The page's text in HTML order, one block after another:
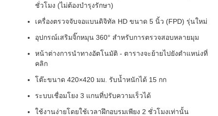
ชั่วโมง (ไม่ต้องบำรุงรักษา)
เครื่องตรวจจับจอแบนดิจิทัล HD ขนาด 5 นิ้ว (FPD) รุ่นใหม่
อุปกรณ์เสริมจิ๊กหมุน 360° สำหรับการตรวจสอบหลายมุม
หน้าต่างการนำทางอัตโนมัติ - ตารางจะย้ายไปยังตำแหน่งที่
คลิก
โต๊ะขนาด 420×420 มม. รับน้ำหนักได้ 15 กก
ระบบเชื่อมโยง 3 แกนที่ปรับความเร็วได้
ใช้งานง่ายโดยใช้เวลาฝึกอบรมเพียง 2 ชั่วโมงเท่านั้น